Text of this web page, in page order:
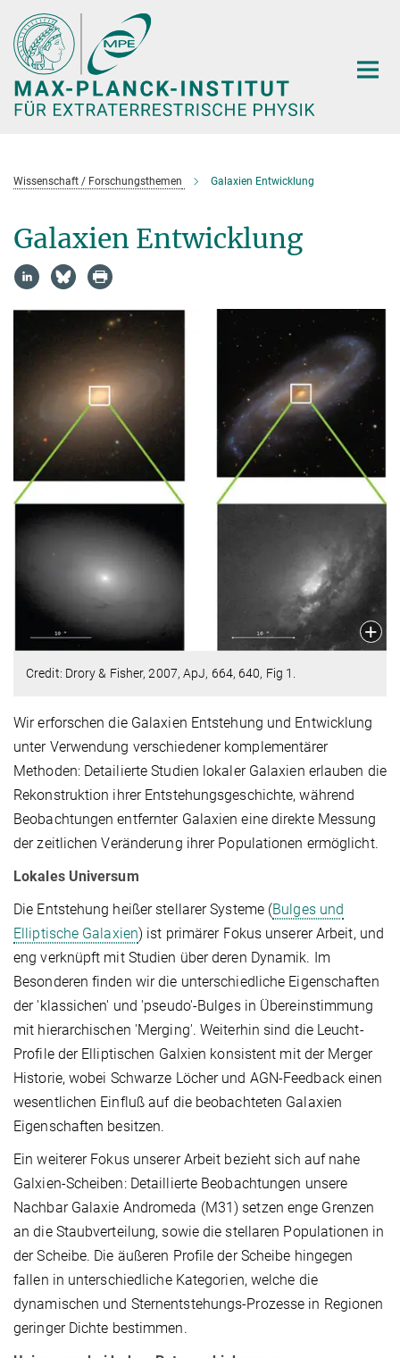
Hauptinhalt
Wissenschaft / Forschungsthemen Galaxien Entwicklung
Galaxien Entwicklung
Credit: Drory & Fisher, 2007, ApJ, 664, 640, Fig 1.
Wir erforschen die Galaxien Entstehung und Entwicklung
unter Verwendung verschiedener komplementärer
Methoden: Detailierte Studien lokaler Galaxien erlauben die
Rekonstruktion ihrer Entstehungsgeschichte, während
Beobachtungen entfernter Galaxien eine direkte Messung
der zeitlichen Veränderung ihrer Populationen ermöglicht.
Lokales Universum
Die Entstehung heißer stellarer Systeme (Bulges und
Elliptische Galaxien) ist primärer Fokus unserer Arbeit, und
eng verknüpft mit Studien über deren Dynamik. Im
Besonderen finden wir die unterschiedliche Eigenschaften
der 'klassichen' und 'pseudo'-Bulges in Übereinstimmung
mit hierarchischen 'Merging'. Weiterhin sind die Leucht-
Profile der Elliptischen Galxien konsistent mit der Merger
Historie, wobei Schwarze Löcher und AGN-Feedback einen
wesentlichen Einfluß auf die beobachteten Galaxien
Eigenschaften besitzen.
Ein weiterer Fokus unserer Arbeit bezieht sich auf nahe
Galxien-Scheiben: Detaillierte Beobachtungen unsere
Nachbar Galaxie Andromeda (M31) setzen enge Grenzen
an die Staubverteilung, sowie die stellaren Populationen in
der Scheibe. Die äußeren Profile der Scheibe hingegen
fallen in unterschiedliche Kategorien, welche die
dynamischen und Sternentstehungs-Prozesse in Regionen
geringer Dichte bestimmen.